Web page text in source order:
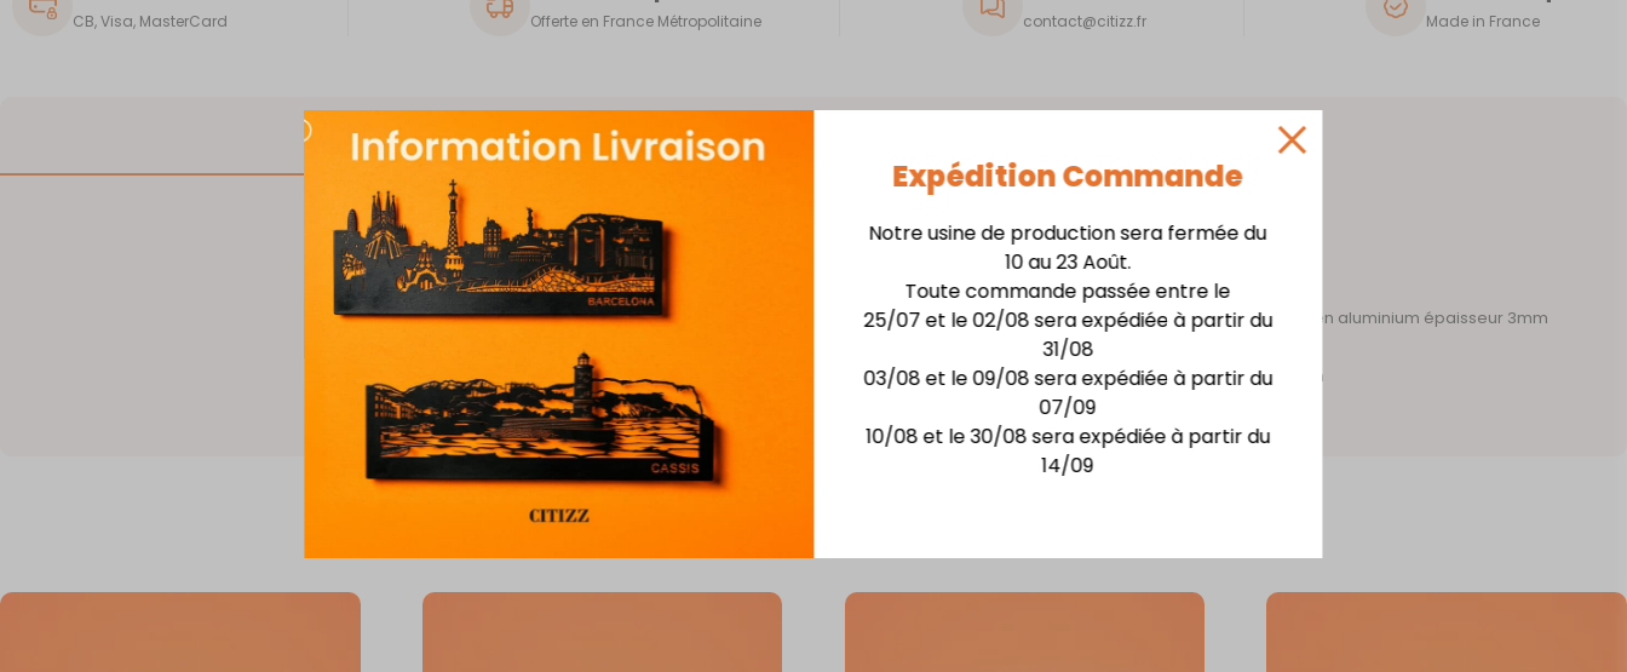
Expédition Commande
Notre usine de production sera fermée du
10 au 23 Août.
Toute commande passée entre le
25/07 et le 02/08 sera expédiée à partir du
31/08
03/08 et le 09/08 sera expédiée à partir du
07/09
10/08 et le 30/08 sera expédiée à partir du
14/09
CB, Visa, MasterCard Offerte en France Métropolitaine contact@citizz.fr Made in France
DESCRIPTION
Skyline 40cm + Support
Matière : skyline en acier épaisseur 1mm – support en aluminium épaisseur 3mm
Finition : Laquage haute résistance
Dimensions :larg. 40 cm x haut. 20,8 cm x prof. 7,3 cm
Possibilité de rétro-éclairage LED
Vous aimerez aussi